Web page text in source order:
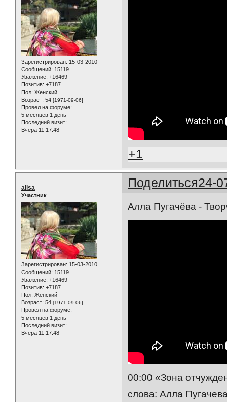
Зарегистрирован: 15-03-2010
Сообщений: 15119
Уважение: +16469
Позитив: +7187
Пол: Женский
Возраст: 54 [1971-09-06]
Провел на форуме:
5 месяцев 1 день
Последний визит:
Вчера 11:17:48
+1
Поделиться24-
alisa
Участник
Зарегистрирован: 15-03-2010
Сообщений: 15119
Уважение: +16469
Позитив: +7187
Пол: Женский
Возраст: 54 [1971-09-06]
Провел на форуме:
5 месяцев 1 день
Последний визит:
Вчера 11:17:48
Алла Пугачёва -
00:00 «Зона
слова: Алла